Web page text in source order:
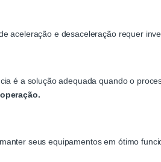
aceleração e desaceleração requer
é a solução adequada quando o
seus equipamentos em ótimo